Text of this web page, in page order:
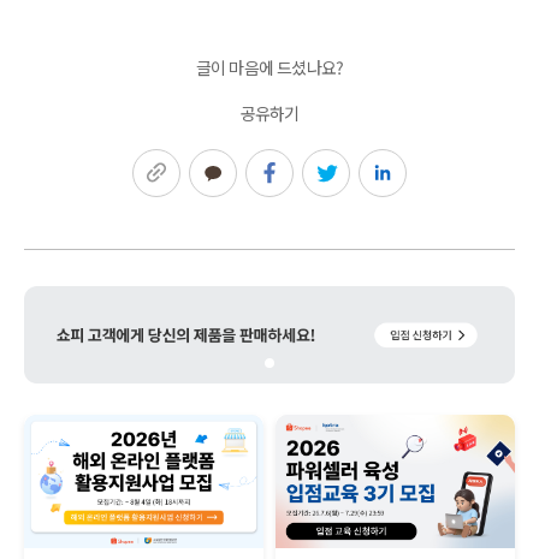
글이 마음에 드셨나요?
공유하기
링크복사카카오톡페이스북트위터링크드인